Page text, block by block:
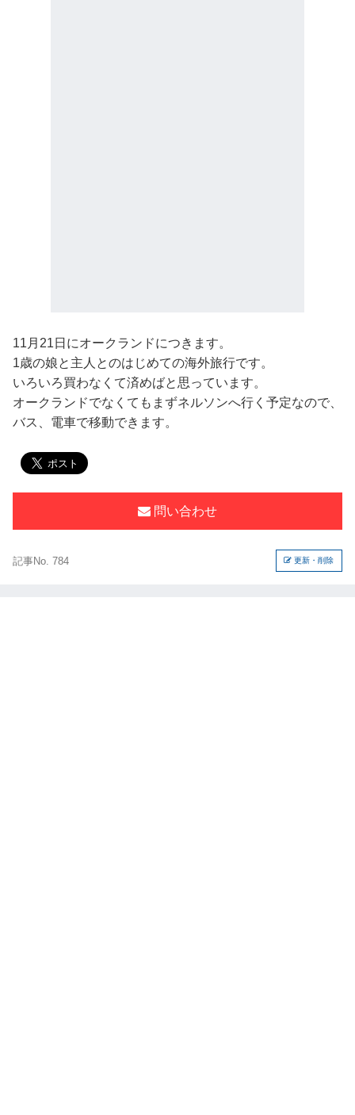
11月21日にオークランドにつきます。
1歳の娘と主人とのはじめての海外旅行です。
いろいろ買わなくて済めばと思っています。
オークランドでなくてもまずネルソンへ行く予定なので、
バス、電車で移動できます。
問い合わせ
記事No. 784 更新・削除